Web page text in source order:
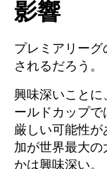
影響
プレミアリー
されるだろう。
興味深いことに
ールドカップで
厳しい可能性
加が世界最大の
かは興味深い。